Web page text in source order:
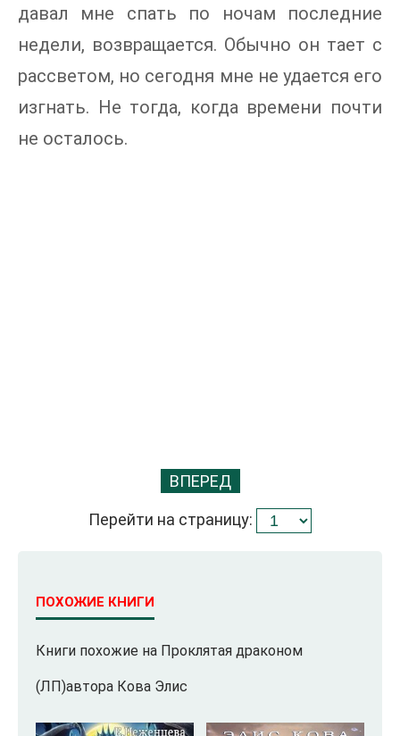
давал мне спать по ночам последние
недели, возвращается. Обычно он тает с
рассветом, но сегодня мне не удается его
изгнать. Не тогда, когда времени почти
не осталось.
ВПЕРЕД
Перейти на страницу:
ПОХОЖИЕ КНИГИ
Книги похожие на Проклятая драконом
(ЛП)автора Кова Элис